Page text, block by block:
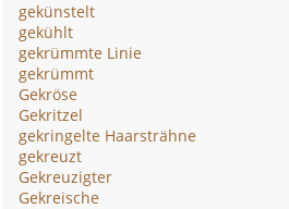
gekünstelt
gekühlt
gekrümmte Linie
gekrümmt
Gekröse
Gekritzel
gekringelte Haarsträhne
gekreuzt
Gekreuzigter
Gekreische